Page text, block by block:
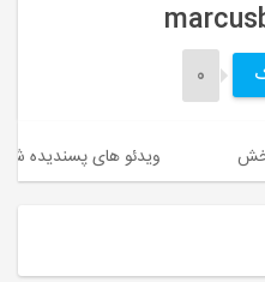
0
ویدئو های پسندیده